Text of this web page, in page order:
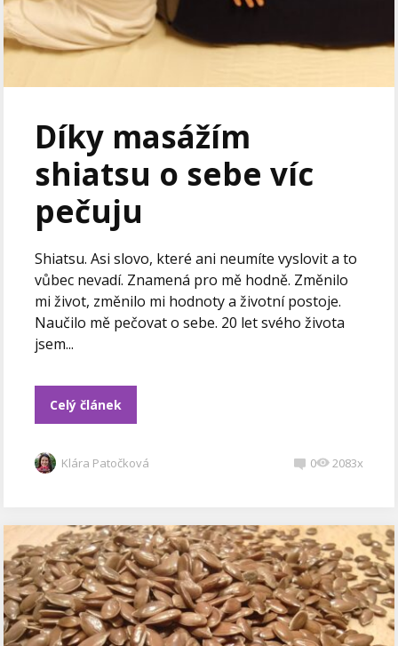
Díky masážím
shiatsu o sebe víc
pečuju
Shiatsu. Asi slovo, které ani neumíte vyslovit a to
vůbec nevadí. Znamená pro mě hodně. Změnilo
mi život, změnilo mi hodnoty a životní postoje.
Naučilo mě pečovat o sebe. 20 let svého života
jsem...
Celý článek
Klára Patočková 0 2083x